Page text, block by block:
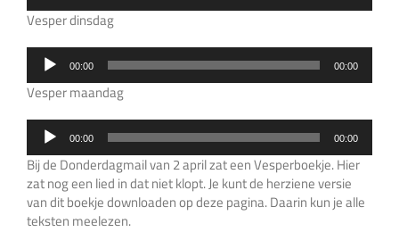
Vesper dinsdag
Audiospeler00:00 00:00
Vesper maandag
Audiospeler00:00 00:00
Bij de Donderdagmail van 2 april zat een Vesperboekje. Hier
zat nog een lied in dat niet klopt. Je kunt de herziene versie
van dit boekje downloaden op deze pagina. Daarin kun je alle
teksten meelezen.